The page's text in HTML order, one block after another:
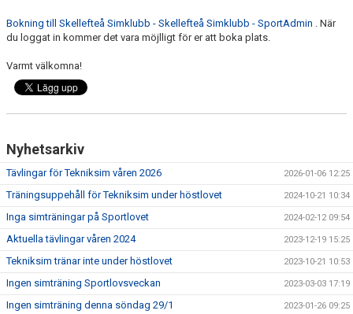
Bokning till Skellefteå Simklubb - Skellefteå Simklubb - SportAdmin . När
du loggat in kommer det vara möjlligt för er att boka plats.
Varmt välkomna!
Nyhetsarkiv
Tävlingar för Tekniksim våren 2026 2026-01-06 12:25
Träningsuppehåll för Tekniksim under höstlovet 2024-10-21 10:34
Inga simträningar på Sportlovet 2024-02-12 09:54
Aktuella tävlingar våren 2024 2023-12-19 15:25
Tekniksim tränar inte under höstlovet 2023-10-21 10:53
Ingen simträning Sportlovsveckan 2023-03-03 17:19
Ingen simträning denna söndag 29/1 2023-01-26 09:25